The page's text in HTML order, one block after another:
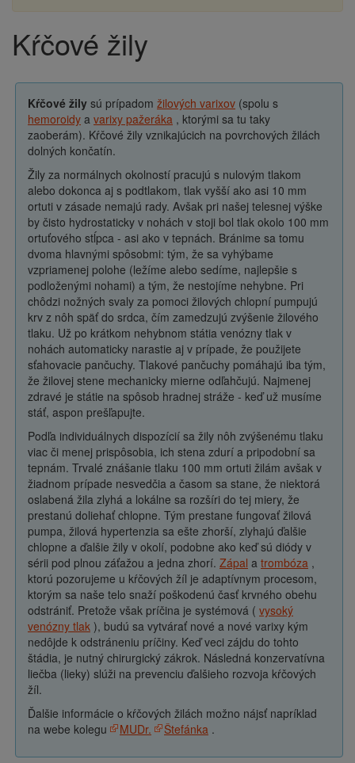
Drobečková
navigace
Kŕčové žily
Kŕčové žily sú prípadom žilových varixov (spolu s
hemoroidy a varixy pažeráka , ktorými sa tu taky
zaoberám). Kŕčové žily vznikajúcich na povrchových žilách
dolných končatín.
Žily za normálnych okolností pracujú s nulovým tlakom
alebo dokonca aj s podtlakom, tlak vyšší ako asi 10 mm
ortuti v zásade nemajú rady. Avšak pri našej telesnej výške
by čisto hydrostaticky v nohách v stoji bol tlak okolo 100 mm
ortuťového stĺpca - asi ako v tepnách. Bránime sa tomu
dvoma hlavnými spôsobmi: tým, že sa vyhýbame
vzpriamenej polohe (ležíme alebo sedíme, najlepšie s
podloženými nohami) a tým, že nestojíme nehybne. Pri
chôdzi nožných svaly za pomoci žilových chlopní pumpujú
krv z nôh späť do srdca, čím zamedzujú zvýšenie žilového
tlaku. Už po krátkom nehybnom státia venózny tlak v
nohách automaticky narastie aj v prípade, že použijete
sťahovacie pančuchy. Tlakové pančuchy pomáhajú iba tým,
že žilovej stene mechanicky mierne odľahčujú. Najmenej
zdravé je státie na spôsob hradnej stráže - keď už musíme
stáť, aspon prešľapujte.
Podľa individuálnych dispozícií sa žily nôh zvýšenému tlaku
viac či menej prispôsobia, ich stena zdurí a pripodobní sa
tepnám. Trvalé znášanie tlaku 100 mm ortuti žilám avšak v
žiadnom prípade nesvedčia a časom sa stane, že niektorá
oslabená žila zlyhá a lokálne sa rozšíri do tej miery, že
prestanú doliehať chlopne. Tým prestane fungovať žilová
pumpa, žilová hypertenzia sa ešte zhorší, zlyhajú ďalšie
chlopne a ďalšie žily v okolí, podobne ako keď sú diódy v
sérii pod plnou záťažou a jedna zhorí. Zápal a trombóza ,
ktorú pozorujeme u kŕčových žíl je adaptívnym procesom,
ktorým sa naše telo snaží poškodenú časť krvného obehu
odstrániť. Pretože však príčina je systémová ( vysoký
venózny tlak ), budú sa vytvárať nové a nové varixy kým
nedôjde k odstráneniu príčiny. Keď veci zájdu do tohto
štádia, je nutný chirurgický zákrok. Následná konzervatívna
liečba (lieky) slúži na prevenciu ďalšieho rozvoja kŕčových
žíl.
Ďalšie informácie o kŕčových žilách možno nájsť napríklad
na webe kolegu
MUDr. Štefánka .